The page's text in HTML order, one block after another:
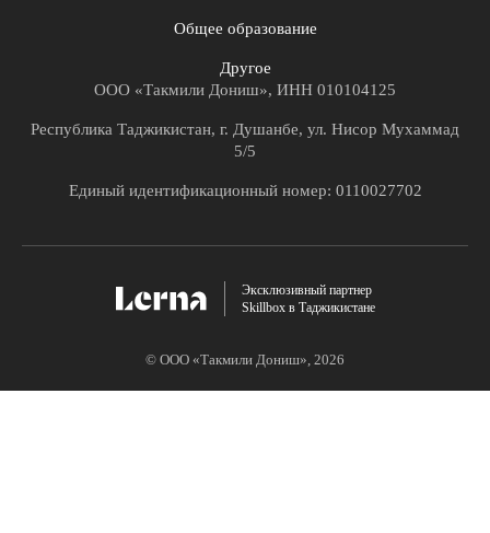
Общее образование
Другое
ООО «Такмили Дониш», ИНН 010104125
Республика Таджикистан, г. Душанбе, ул. Нисор Мухаммад
5/5
Единый идентификационный номер: 0110027702
Эксклюзивный партнер
Skillbox в Таджикистане
© ООО «Такмили Дониш», 2026